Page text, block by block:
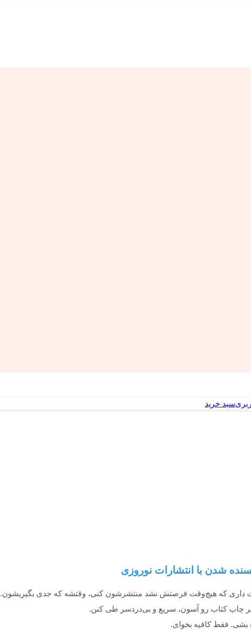
سبد خرید
شدن با انتشارات نوروزی
داری که هیچ‌وقت فرصتش نشد منتشرشون کنی، وقتشه که جدی بگیریشون.
چاپ کتاب رو آسون، سریع و بی‌دردسر طی کنن.
بشی. فقط کافیه بخوای.